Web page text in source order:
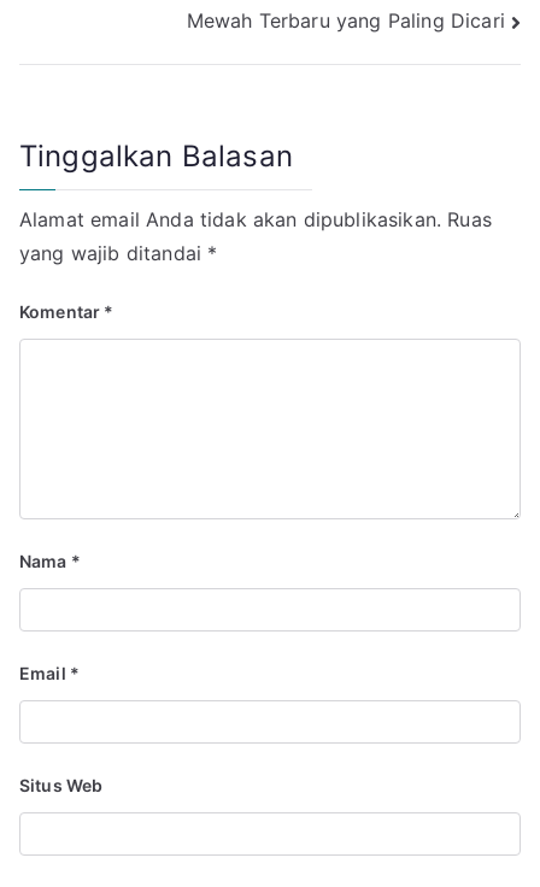
Mewah Terbaru yang Paling Dicari
Tinggalkan Balasan
Alamat email Anda tidak akan dipublikasikan. Ruas
yang wajib ditandai *
Komentar *
Nama *
Email *
Situs Web